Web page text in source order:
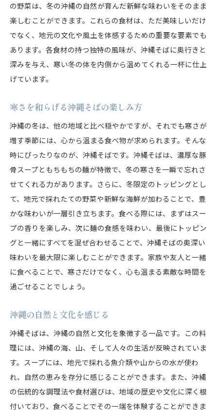
の野菜は、冬の沖縄の自然が育んだ新鮮な味わいをそのまま
楽しむことができます。これらの食材は、ただ美味しいだけ
でなく、地元の文化や風土を体感するための重要な要素でも
あります。各食材の持つ独特の風味が、沖縄そばに奥行きと
深みを与え、寒い冬の体を内側から温めてくれる一杯に仕上
げています。
寒さを和らげる沖縄そばの楽しみ方
沖縄の冬は、他の地域と比べ穏やかですが、それでも寒さが
増す季節には、心から温まる食べ物が求められます。そんな
時にぴったりなのが、沖縄そばです。沖縄そばは、濃厚な豚
骨スープともちもちの麺が特徴で、冬の寒さを一瞬で忘れさ
せてくれる力があります。さらに、冬限定のトッピングとし
て、地元で採れたての野菜や新鮮な海鮮が加わることで、豊
かな味わいが一層引き立ちます。食べる際には、まずはスー
プの香りを楽しみ、次に麺の食感を味わい、最後にトッピン
グと一緒にすべてを混ぜ合わせることで、沖縄そばの奥深い
味わいを最大限に楽しむことができます。家族や友人と一緒
に食べることで、寒さだけでなく、心も温まる素敵な時間を
過ごせることでしょう。
沖縄の自然と文化を感じる
沖縄そばは、沖縄の自然と文化を象徴する一品です。この料
理には、沖縄の海、山、そして人々の生活が反映されていま
す。スープには、地元で採れる魚介類や山からの水が使わ
れ、自然の恵みを存分に感じることができます。また、沖縄
の伝統的な調理法や食材選びは、地域の歴史や文化に深く根
付いており、食べることでその一端を体験することができま